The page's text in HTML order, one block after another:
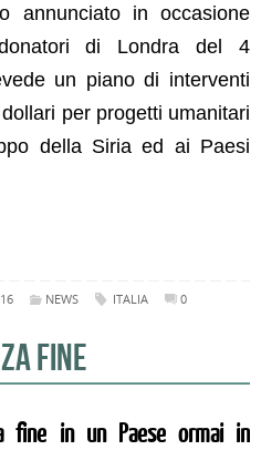
annunciato in occasione
di Londra del 4
un piano di interventi
per progetti umanitari
della Siria ed ai Paesi
NEWS ITALIA 0
FINE
fine in un Paese ormai in